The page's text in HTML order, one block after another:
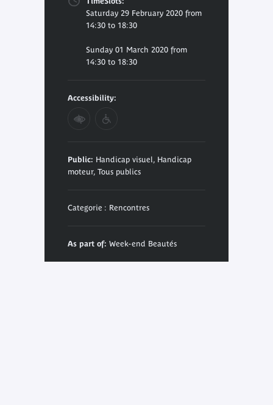
Saturday 29 February 2020 from
14:30 to 18:30
Sunday 01 March 2020 from
14:30 to 18:30
Accessibility:
Public: Handicap visuel, Handicap
moteur, Tous publics
Categorie : Rencontres
As part of: Week-end Beautés